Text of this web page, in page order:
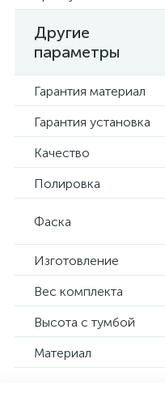
Другие
параметры
Гарантия материал
Гарантия установка
Качество
Полировка
Фаска
Изготовление
Вес комплекта
Высота с тумбой
Материал